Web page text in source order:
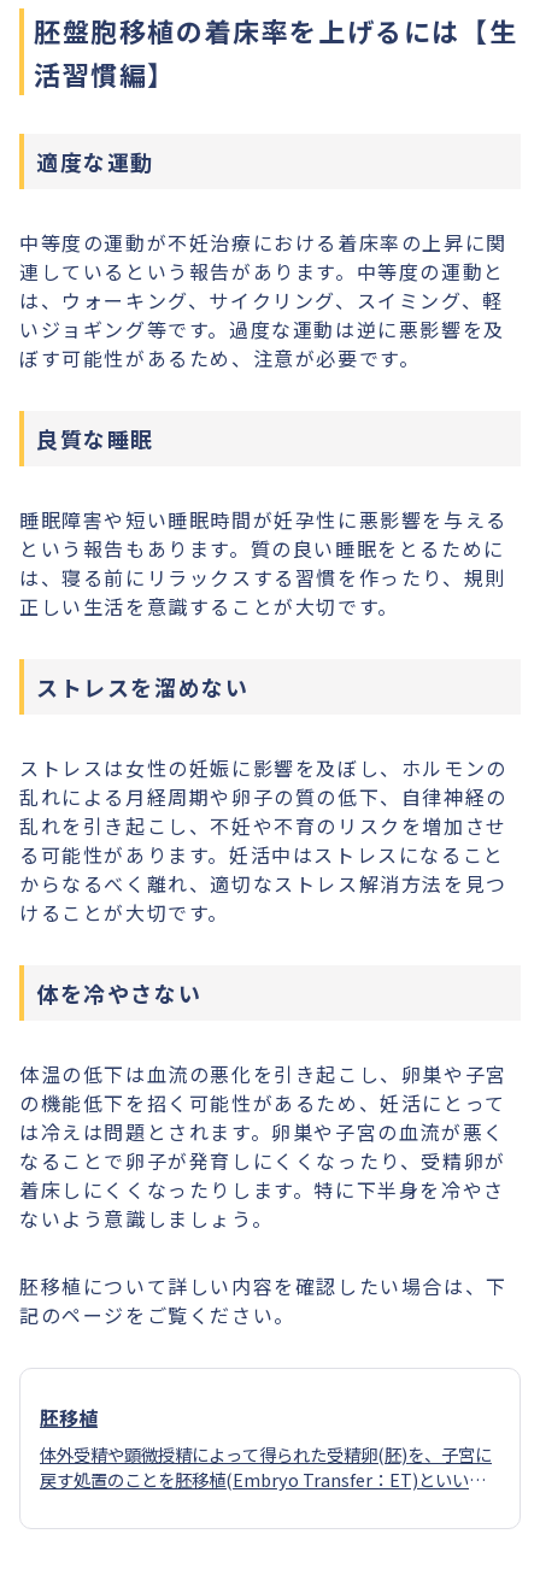
胚盤胞移植の着床率を上げるには【生
活習慣編】
適度な運動
中等度の運動が不妊治療における着床率の上昇に関
連しているという報告があります。中等度の運動と
は、ウォーキング、サイクリング、スイミング、軽
いジョギング等です。過度な運動は逆に悪影響を及
ぼす可能性があるため、注意が必要です。
良質な睡眠
睡眠障害や短い睡眠時間が妊孕性に悪影響を与える
という報告もあります。質の良い睡眠をとるために
は、寝る前にリラックスする習慣を作ったり、規則
正しい生活を意識することが大切です。
ストレスを溜めない
ストレスは女性の妊娠に影響を及ぼし、ホルモンの
乱れによる月経周期や卵子の質の低下、自律神経の
乱れを引き起こし、不妊や不育のリスクを増加させ
る可能性があります。妊活中はストレスになること
からなるべく離れ、適切なストレス解消方法を見つ
けることが大切です。
体を冷やさない
体温の低下は血流の悪化を引き起こし、卵巣や子宮
の機能低下を招く可能性があるため、妊活にとって
は冷えは問題とされます。卵巣や子宮の血流が悪く
なることで卵子が発育しにくくなったり、受精卵が
着床しにくくなったりします。特に下半身を冷やさ
ないよう意識しましょう。
胚移植について詳しい内容を確認したい場合は、下
記のページをご覧ください。
胚移植
体外受精や顕微授精によって得られた受精卵(胚)を、子宮に
戻す処置のことを胚移植(Embryo Transfer：ET)といいま